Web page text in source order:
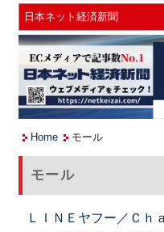
日本ネット経済新聞
Home モール
モール
ＬＩＮＥヤフー／Ｃｈ